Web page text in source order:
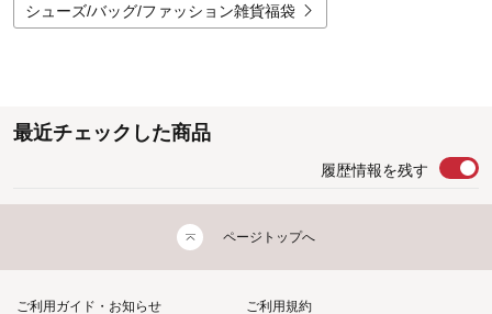
シューズ/バッグ/ファッション雑貨福袋
最近チェックした商品
履歴情報を残す
ページトップへ
ご利用ガイド・お知らせ ご利用規約